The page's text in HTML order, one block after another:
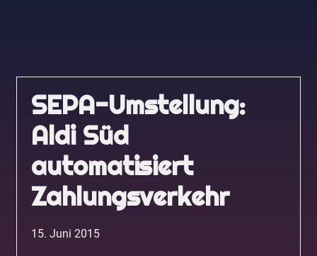
SEPA-Umstellung:
Aldi Süd
automatisiert
Zahlungsverkehr
15. Juni 2015